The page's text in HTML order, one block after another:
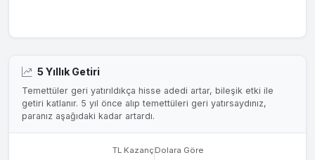
5 Yıllık Getiri
Temettüler geri yatırıldıkça hisse adedi artar, bileşik etki ile
getiri katlanır. 5 yıl önce alıp temettüleri geri yatırsaydınız,
paranız aşağıdaki kadar artardı.
TL Kazanç Dolara Göre